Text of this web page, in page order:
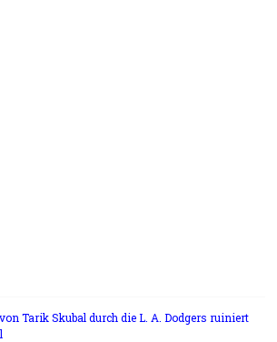
Tarik Skubal durch die L. A. Dodgers ruiniert